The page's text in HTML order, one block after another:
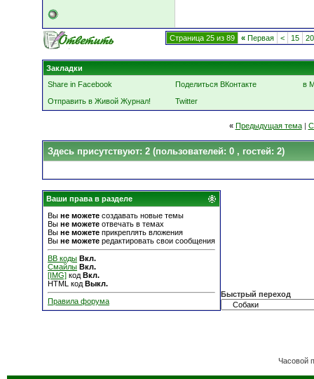
Страница 25 из 89 « Первая < 15 20
Закладки
Share in Facebook
Поделиться ВКонтакте
в
Отправить в Живой Журнал!
Twitter
« Предыдущая тема|
Здесь присутствуют: 2 (пользователей: 0 , гостей: 2)
Ваши права в разделе
Вы не можете создавать новые темы
Вы не можете отвечать в темах
Вы не можете прикреплять вложения
Вы не можете редактировать свои сообщения
BB коды Вкл.
Смайлы Вкл.
[IMG] код Вкл.
HTML код Выкл.
Правила форума
Быстрый переход
Часовой